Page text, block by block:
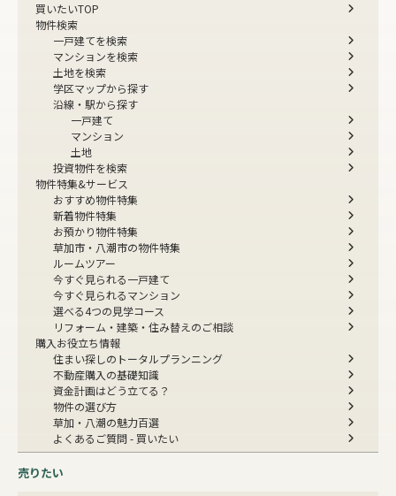
買いたいTOP
物件検索
一戸建てを検索
マンションを検索
土地を検索
学区マップから探す
沿線・駅から探す
一戸建て
マンション
土地
投資物件を検索
物件特集&サービス
おすすめ物件特集
新着物件特集
お預かり物件特集
草加市・八潮市の物件特集
ルームツアー
今すぐ見られる一戸建て
今すぐ見られるマンション
選べる4つの見学コース
リフォーム・建築・住み替えのご相談
購入お役立ち情報
住まい探しのトータルプランニング
不動産購入の基礎知識
資金計画はどう立てる？
物件の選び方
草加・八潮の魅力百選
よくあるご質問 - 買いたい
売りたい